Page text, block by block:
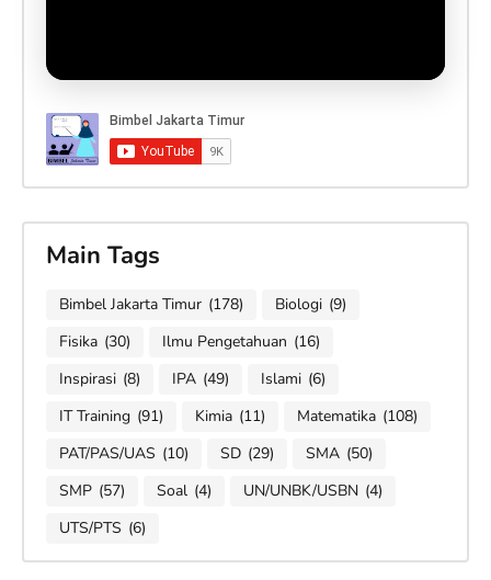
Main Tags
Bimbel Jakarta Timur (178) Biologi (9)
Fisika (30) Ilmu Pengetahuan (16)
Inspirasi (8) IPA (49) Islami (6)
IT Training (91) Kimia (11) Matematika (108)
PAT/PAS/UAS (10) SD (29) SMA (50)
SMP (57) Soal (4) UN/UNBK/USBN (4)
UTS/PTS (6)